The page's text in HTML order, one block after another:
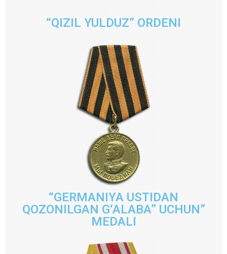
“QIZIL YULDUZ” ORDENI
“GERMANIYA USTIDAN
QOZONILGAN G‘ALABA” UCHUN”
MEDALI